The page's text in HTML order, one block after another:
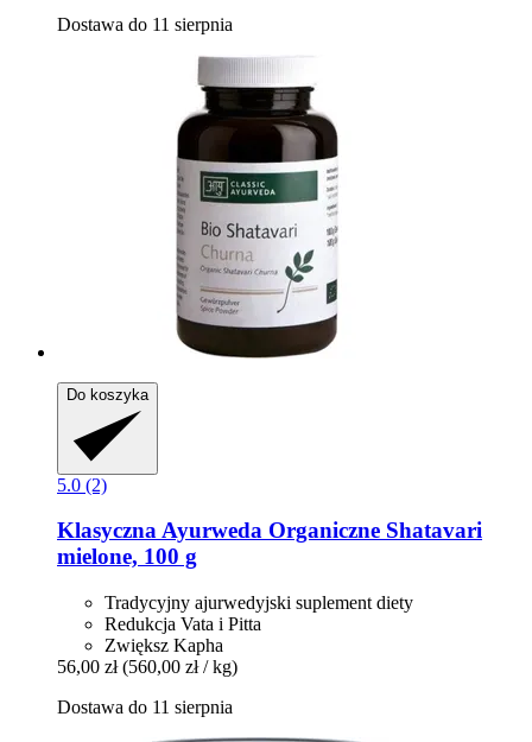
Dostawa do 11 sierpnia
Do koszyka
5.0 (2)
Klasyczna Ayurweda Organiczne Shatavari
mielone, 100 g
Tradycyjny ajurwedyjski suplement diety
Redukcja Vata i Pitta
Zwiększ Kapha
56,00 zł (560,00 zł / kg)
Dostawa do 11 sierpnia